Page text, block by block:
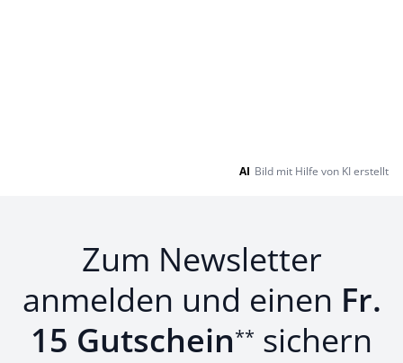
AI Bild mit Hilfe von KI erstellt
Zum Newsletter
anmelden und einen Fr.
15 Gutschein** sichern